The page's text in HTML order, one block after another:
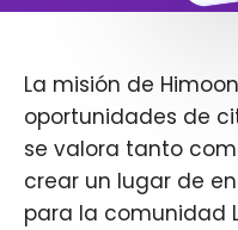
La misión de
oportunidades de
se valora tanto
crear un lugar de
para la comunidad